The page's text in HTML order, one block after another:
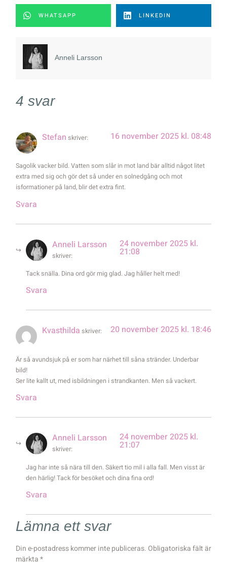
WHATSAPP LINKEDIN
Anneli Larsson
4 svar
Stefan skriver: 16 november 2025 kl. 08:48
Sagolik vacker bild. Vatten som slår in mot land bär alltid något litet
extra med sig och gör det så under en solnedgång och mot
isformationer på land, blir det extra fint.
Svara
Anneli Larsson
skriver:
24 november 2025 kl.
21:08
Tack snälla. Dina ord gör mig glad. Jag håller helt med!
Svara
Kvasthilda skriver: 20 november 2025 kl. 18:46
Är så avundsjuk på er som har närhet till såna stränder. Underbar
bild!
Ser lite kallt ut, med isbildningen i strandkanten. Men så vackert.
Svara
Anneli Larsson
skriver:
24 november 2025 kl.
21:07
Jag har inte så nära till den. Säkert tio mil i alla fall. Men visst är
den härlig! Tack för besöket och dina fina ord!
Svara
Lämna ett svar
Din e-postadress kommer inte publiceras. Obligatoriska fält är
märkta*